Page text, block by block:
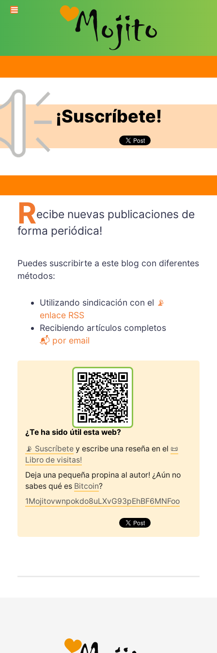
¡Suscríbete!
Recibe nuevas publicaciones de
forma periódica!
Puedes suscribirte a este blog con diferentes
métodos:
Utilizando sindicación con el 📡
enlace RSS
Recibiendo artículos completos
📬 por email
¿Te ha sido útil esta web?
📡 Suscríbetey escribe una reseña en el 📜
Libro de visitas!
Deja una pequeña propina al autor! ¿Aún no
sabes qué es Bitcoin?
1Mojitovwnpokdo8uLXvG93pEhBF6MNFoo